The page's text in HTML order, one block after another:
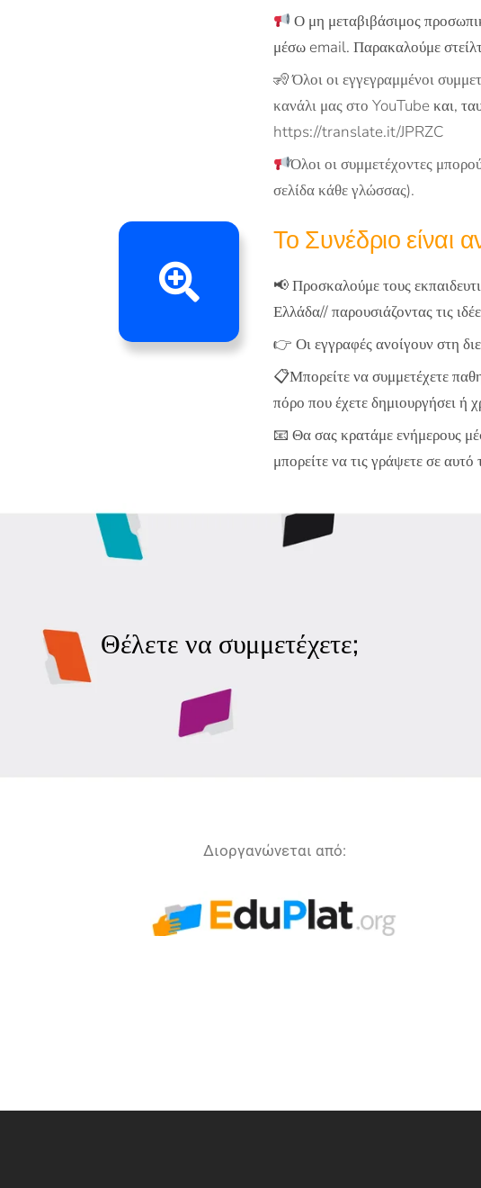
Ο μη μεταβιβάσιμος
μέσω email. Παρακαλούμε
🧏Όλοι οι εγγεγραμμένοι
κανάλι μας στο YouTubeκαι,
https://translate.it/JPRZC
Όλοι οι συμμετέχοντες
σελίδα κάθε γλώσσας).
Το Συνέδριο είναι
📢 Προσκαλούμε τους
Ελλάδα// παρουσιάζοντας τις
👉 Οι εγγραφές ανοίγουν στη
📋Μπορείτε να συμμετέχετε
πόρο που έχετε δημιουργήσει ή
📧 Θα σας κρατάμε ενήμερους
μπορείτε να τις γράψετε σε
Θέλετε να συμμετέχετε;
Διοργανώνεται από: